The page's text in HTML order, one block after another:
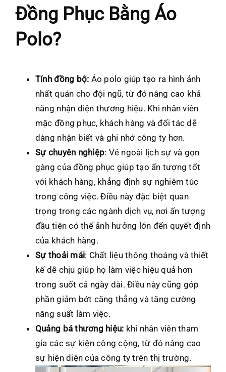
Đồng Phục Bằng Áo
Polo?
Tính đồng bộ: Áo polo giúp tạo ra hình ảnh
nhất quán cho đội ngũ, từ đó nâng cao khả
năng nhận diện thương hiệu. Khi nhân viên
mặc đồng phục, khách hàng và đối tác dễ
dàng nhận biết và ghi nhớ công ty hơn.
Sự chuyên nghiệp: Vẻ ngoài lịch sự và gọn
gàng của đồng phục giúp tạo ấn tượng tốt
với khách hàng, khẳng định sự nghiêm túc
trong công việc. Điều này đặc biệt quan
trọng trong các ngành dịch vụ, nơi ấn tượng
đầu tiên có thể ảnh hưởng lớn đến quyết định
của khách hàng.
Sự thoải mái: Chất liệu thông thoáng và thiết
kế dễ chịu giúp họ làm việc hiệu quả hơn
trong suốt cả ngày dài. Điều này cũng góp
phần giảm bớt căng thẳng và tăng cường
năng suất làm việc.
Quảng bá thương hiệu: khi nhân viên tham
gia các sự kiện công cộng, từ đó nâng cao
sự hiện diện của công ty trên thị trường.